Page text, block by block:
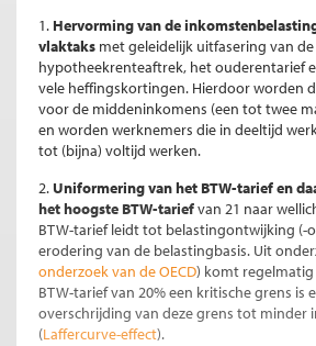
1. Hervorming van de
vlaktaks met geleidelijk uitfasering van de
hypotheekrenteaftrek, het ouderentarief
vele heffingskortingen. Hierdoor worden
voor de middeninkomens (een tot twee
en worden werknemers die in deeltijd
tot (bijna) voltijd werken.
2. Uniformering van het BTW-tarief en
het hoogste BTW-tariefvan 21 naar
BTW-tarief leidt tot belastingontwijking (-
erodering van de belastingbasis. Uit
onderzoek van de OECD) komt
BTW-tarief van 20% een kritische grens is
overschrijding van deze grens tot minder
(Laffercurve-effect).